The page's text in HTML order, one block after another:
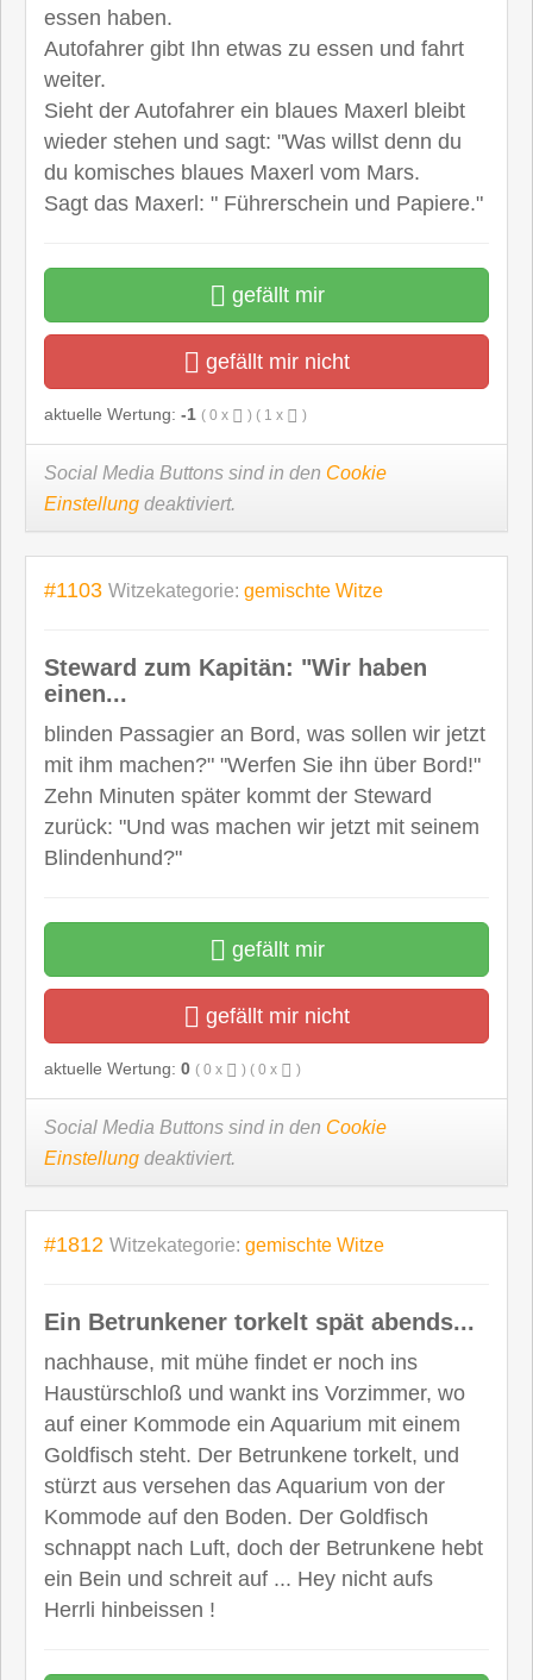
essen haben.
Autofahrer gibt Ihn etwas zu essen und fahrt
weiter.
Sieht der Autofahrer ein blaues Maxerl bleibt
wieder stehen und sagt: "Was willst denn du
du komisches blaues Maxerl vom Mars.
Sagt das Maxerl: " Führerschein und Papiere."
gefällt mir
gefällt mir nicht
aktuelle Wertung: -1 ( 0 x ) ( 1 x )
Social Media Buttons sind in den Cookie
Einstellung deaktiviert.
#1103 Witzekategorie: gemischte Witze
Steward zum Kapitän: "Wir haben
einen...
blinden Passagier an Bord, was sollen wir jetzt
mit ihm machen?" "Werfen Sie ihn über Bord!"
Zehn Minuten später kommt der Steward
zurück: "Und was machen wir jetzt mit seinem
Blindenhund?"
gefällt mir
gefällt mir nicht
aktuelle Wertung: 0 ( 0 x ) ( 0 x )
Social Media Buttons sind in den Cookie
Einstellung deaktiviert.
#1812 Witzekategorie: gemischte Witze
Ein Betrunkener torkelt spät abends...
nachhause, mit mühe findet er noch ins
Haustürschloß und wankt ins Vorzimmer, wo
auf einer Kommode ein Aquarium mit einem
Goldfisch steht. Der Betrunkene torkelt, und
stürzt aus versehen das Aquarium von der
Kommode auf den Boden. Der Goldfisch
schnappt nach Luft, doch der Betrunkene hebt
ein Bein und schreit auf ... Hey nicht aufs
Herrli hinbeissen !